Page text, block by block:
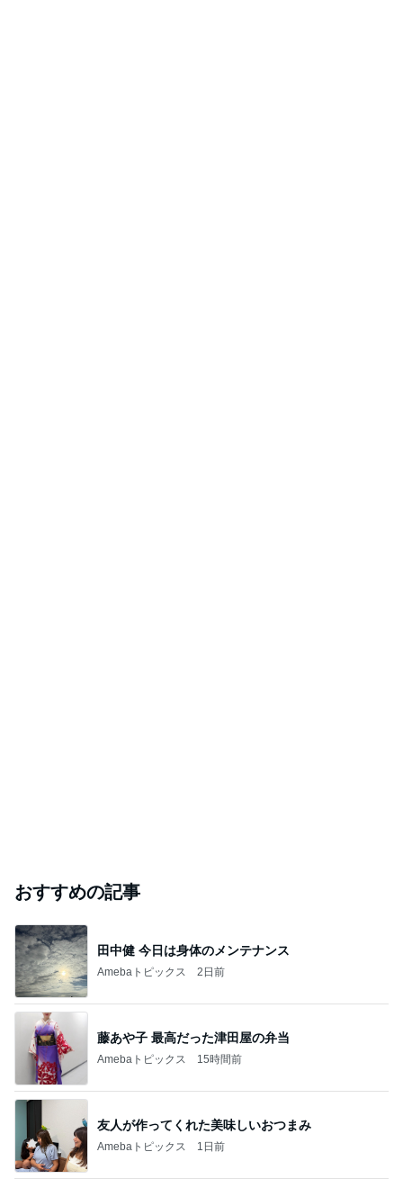
おすすめの記事
田中健 今日は身体のメンテナンス
Amebaトピックス 2日前
藤あや子 最高だった津田屋の弁当
Amebaトピックス 15時間前
友人が作ってくれた美味しいおつまみ
Amebaトピックス 1日前